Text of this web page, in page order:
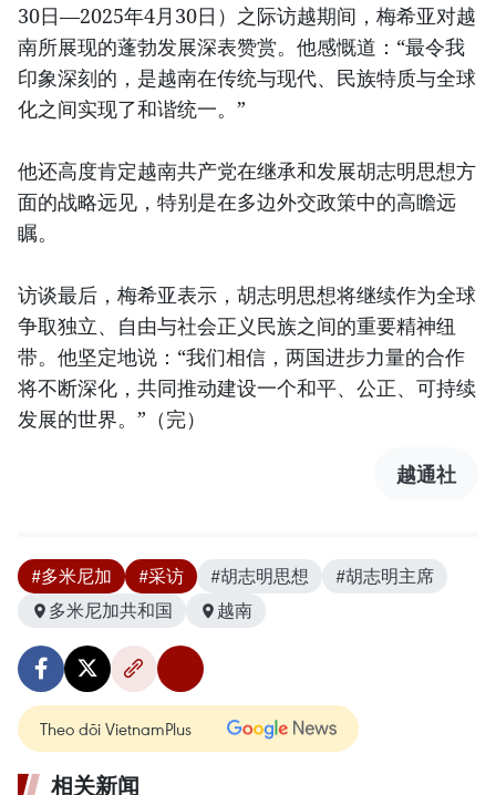
30日—2025年4月30日）之际访越期间，梅希亚对越
南所展现的蓬勃发展深表赞赏。他感慨道：“最令我
印象深刻的，是越南在传统与现代、民族特质与全球
化之间实现了和谐统一。”
他还高度肯定越南共产党在继承和发展胡志明思想方
面的战略远见，特别是在多边外交政策中的高瞻远
瞩。
访谈最后，梅希亚表示，胡志明思想将继续作为全球
争取独立、自由与社会正义民族之间的重要精神纽
带。他坚定地说：“我们相信，两国进步力量的合作
将不断深化，共同推动建设一个和平、公正、可持续
发展的世界。”（完）
越通社
#多米尼加 #采访 #胡志明思想
#胡志明主席
多米尼加共和国
越南
Theo dõi VietnamPlus
相关新闻